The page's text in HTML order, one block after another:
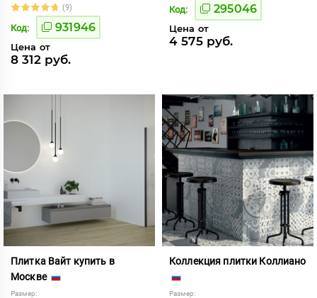
(9)
Код: 931946
Цена от
8 312 руб.
Код: 295046
Цена от
4 575 руб.
Плитка Вайт купить в
Москве
Размер:
Коллекция плитки Коллиано
Размер: